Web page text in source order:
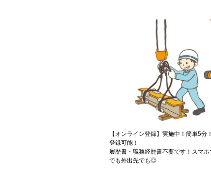
【オンライン登録】実施中！簡単5分
登録可能！
履歴書・職務経歴書不要です！スマ
でも外出先でも◎